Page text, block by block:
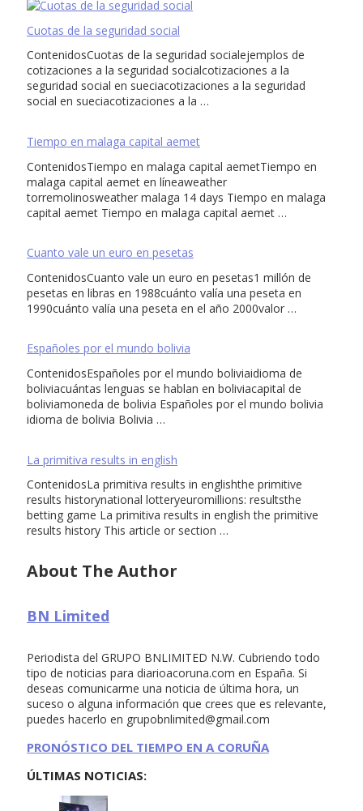
Cuotas de la seguridad social
ContenidosCuotas de la seguridad socialejemplos de
cotizaciones a la seguridad socialcotizaciones a la
seguridad social en sueciacotizaciones a la seguridad
social en sueciacotizaciones a la …
Tiempo en malaga capital aemet
ContenidosTiempo en malaga capital aemetTiempo en
malaga capital aemet en líneaweather
torremolinosweather malaga 14 days Tiempo en malaga
capital aemet Tiempo en malaga capital aemet …
Cuanto vale un euro en pesetas
ContenidosCuanto vale un euro en pesetas1 millón de
pesetas en libras en 1988cuánto valía una peseta en
1990cuánto valía una peseta en el año 2000valor …
Españoles por el mundo bolivia
ContenidosEspañoles por el mundo boliviaidioma de
boliviacuántas lenguas se hablan en boliviacapital de
boliviamoneda de bolivia Españoles por el mundo bolivia
idioma de bolivia Bolivia …
La primitiva results in english
ContenidosLa primitiva results in englishthe primitive
results historynational lotteryeuromillions: resultsthe
betting game La primitiva results in english the primitive
results history This article or section …
About The Author
BN Limited
Periodista del GRUPO BNLIMITED N.W. Cubriendo todo
tipo de noticias para diarioacoruna.com en España. Si
deseas comunicarme una noticia de última hora, un
suceso o alguna información que crees que es relevante,
puedes hacerlo en grupobnlimited@gmail.com
PRONÓSTICO DEL TIEMPO EN A CORUÑA
ÚLTIMAS NOTICIAS: